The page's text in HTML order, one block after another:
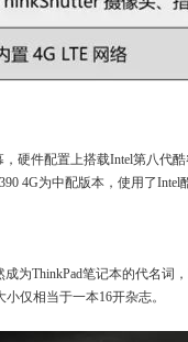
，硬件配置上搭载Intel第八
4G为中配版本，使用了
为ThinkPad笔记本的代名词
仅相当于一本16开杂志。